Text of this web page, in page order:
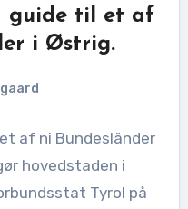
guide til et af
i Østrig.
af ni Bundesländer
hovedstaden i
Tyrol på